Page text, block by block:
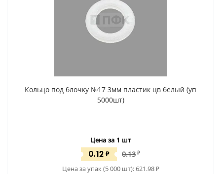
Кольцо под блочку №17 3мм пластик цв белый (уп
5000шт)
Цена за 1 шт
0.12 ₽ 0.13 ₽
Цена за упак (5 000 шт):621.98₽